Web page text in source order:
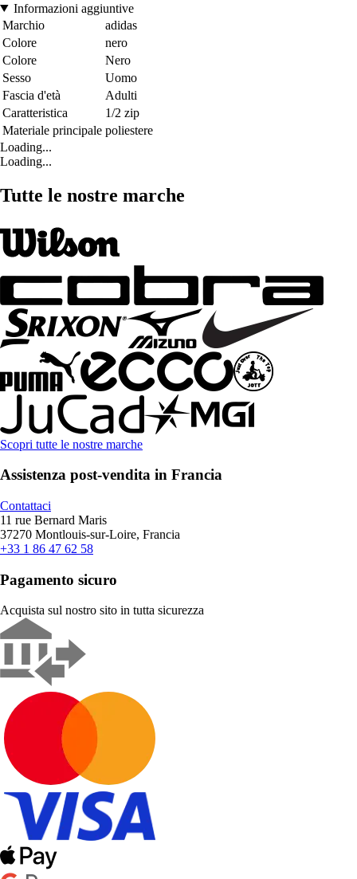
Informazioni aggiuntive
Marchio
adidas
Colore
nero
Colore
Nero
Sesso
Uomo
Fascia d'età
Adulti
Caratteristica
1/2 zip
Materiale principale poliestere
Loading...
Loading...
Tutte le nostre marche
Scopri tutte le nostre marche
Assistenza post-vendita in Francia
Contattaci
11 rue Bernard Maris
37270 Montlouis-sur-Loire, Francia
+33 1 86 47 62 58
Pagamento sicuro
Acquista sul nostro sito in tutta sicurezza